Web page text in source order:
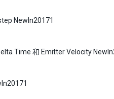
NewIn20171
Time 和 Emitter Velocity